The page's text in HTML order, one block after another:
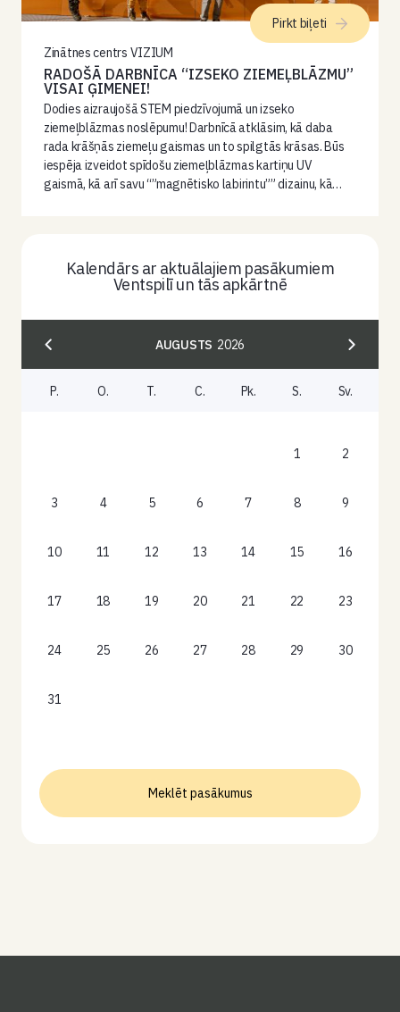
Zinātnes centrs VIZIUM
RADOŠĀ DARBNĪCA “IZSEKO ZIEMEĻBLĀZMU”
VISAI ĢIMENEI!
Dodies aizraujošā STEM piedzīvojumā un izseko
ziemeļblāzmas noslēpumu! Darbnīcā atklāsim, kā daba
rada krāšņās ziemeļu gaismas un to spilgtās krāsas. Būs
iespēja izveidot spīdošu ziemeļblāzmas kartiņu UV
gaismā, kā arī savu “”magnētisko labirintu”” dizainu, kā…
Pirkt biļeti
Kalendārs ar aktuālajiem pasākumiem
Ventspilī un tās apkārtnē
AUGUSTS 2026
P. O. T. C. Pk. S. Sv.
1 2
3 4 5 6 7 8 9
10 11 12 13 14 15 16
17 18 19 20 21 22 23
24 25 26 27 28 29 30
31
Meklēt pasākumus